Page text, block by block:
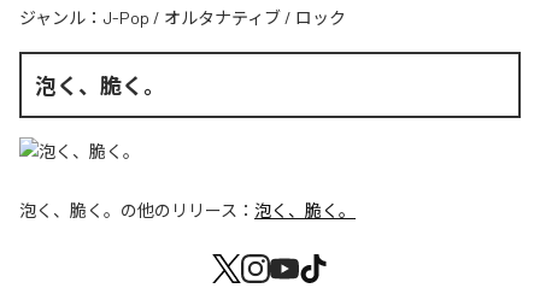
ジャンル： J-Pop / オルタナティブ / ロック
泡く、脆く。
泡く、脆く。 の他のリリース： 泡く、脆く。